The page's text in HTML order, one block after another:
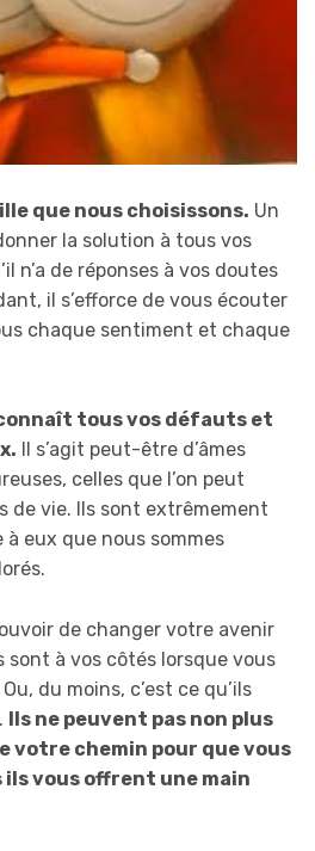
que nous choisissons. Un
la solution à tous vos
n’a de réponses à vos doutes
il s’efforce de vous écouter
chaque sentiment et chaque
tous vos défauts et
Il s’agit peut-être d’âmes
celles que l’on peut
de vie. Ils sont extrêmement
à eux que nous sommes
de changer votre avenir
sont à vos côtés lorsque vous
du moins, c’est ce qu’ils
Ils ne peuvent pas non plus
votre chemin pour que vous
ils vous offrent une main